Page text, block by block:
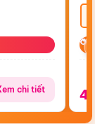
chi tiết